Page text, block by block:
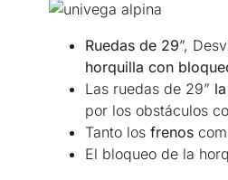
Ruedas de 29”,
horquilla con
Las ruedas de 29”
por los obstáculos
Tanto los frenos
El bloqueo de la